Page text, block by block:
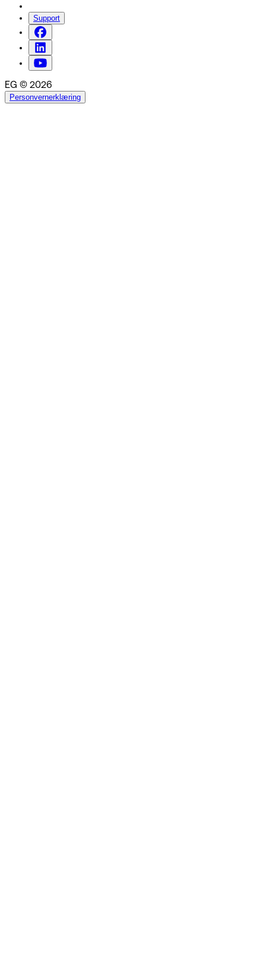
Support
EG © 2026
Personvernerklæring